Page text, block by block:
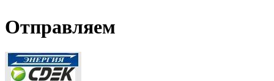
Отправляем